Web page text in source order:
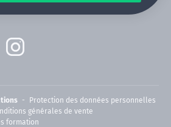
Protection des données personnelles
générales de vente
formation